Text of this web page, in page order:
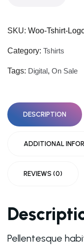
SKU: Woo-Tshirt-
Category: Tshirts
Tags: Digital, On Sale
DESCRIPTION
ADDITIONAL
REVIEWS (0)
Pellentesque